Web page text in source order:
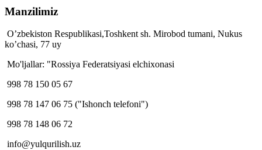
Manzilimiz
O’zbekiston Respublikasi,Toshkent sh. Mirobod tumani, Nukus
ko’chasi, 77 uy
Mo'ljallar: "Rossiya Federatsiyasi elchixonasi
998 78 150 05 67
998 78 147 06 75 ("Ishonch telefoni")
998 78 148 06 72
info@yulqurilish.uz